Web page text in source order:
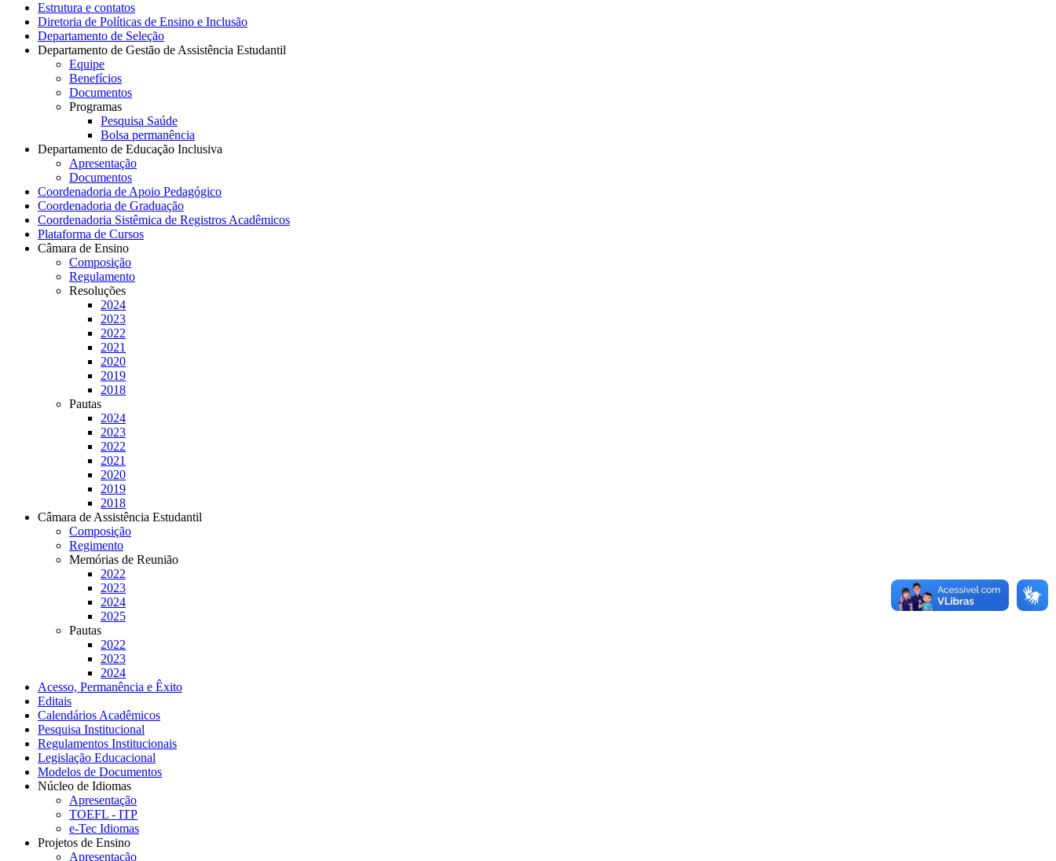
Estrutura e contatos
Diretoria de Políticas de Ensino e Inclusão
Departamento de Seleção
Departamento de Gestão de Assistência Estudantil
Equipe
Benefícios
Documentos
Programas
Pesquisa Saúde
Bolsa permanência
Departamento de Educação Inclusiva
Apresentação
Documentos
Coordenadoria de Apoio Pedagógico
Coordenadoria de Graduação
Coordenadoria Sistêmica de Registros Acadêmicos
Plataforma de Cursos
Câmara de Ensino
Composição
Regulamento
Resoluções
2024
2023
2022
2021
2020
2019
2018
Pautas
2024
2023
2022
2021
2020
2019
2018
Câmara de Assistência Estudantil
Composição
Regimento
Memórias de Reunião
2022
2023
2024
2025
Pautas
2022
2023
2024
Acesso, Permanência e Êxito
Editais
Calendários Acadêmicos
Pesquisa Institucional
Regulamentos Institucionais
Legislação Educacional
Modelos de Documentos
Núcleo de Idiomas
Apresentação
TOEFL - ITP
e-Tec Idiomas
Projetos de Ensino
Apresentação